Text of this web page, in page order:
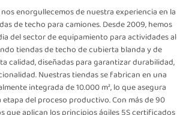
nos enorgullecemos de nuestra experiencia en la
de techo para camiones. Desde 2009, hemos
del sector de equipamiento para actividades al
tiendas de techo de cubierta blanda y de
calidad, diseñadas para garantizar durabilidad,
Nuestras tiendas se fabrican en una
integrada de 10.000 m², lo que asegura
etapa del proceso productivo. Con más de 90